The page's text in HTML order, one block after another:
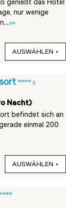
genießt das Hotel
nur wenige
»»
AUSWÄHLEN
**** s
Nacht)
befindet sich an
einmal 200
AUSWÄHLEN